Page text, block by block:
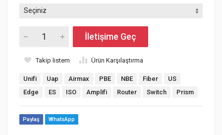
İletişime Geç
Takip listem Ürün Karşılaştırma
Unifi Uap Airmax PBE NBE Fiber
US
Edge
ES ISO Amplifi Router Switch Prism
Paylaş WhatsApp